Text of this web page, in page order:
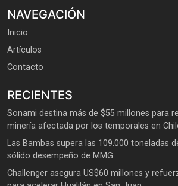
NAVEGACIÓN
Inicio
Artículos
Contacto
RECIENTES
Sonami destina más de $55 millones para
minería afectada por los temporales en
Las Bambas supera las 109.000 toneladas
sólido desempeño de MMG
Challenger asegura US$60 millones y